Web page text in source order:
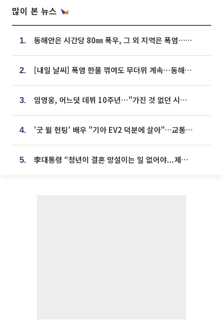
많이 본 뉴스
1. 동해안은 시간당 80㎜ 폭우, 그 외 지역은 폭염…‘극과 극 날씨’
2. [내일 날씨] 폭염 한풀 꺾여도 무더위 계속⋯동해안 이틀 연속 비
3. 임영웅, 어느덧 데뷔 10주년⋯"가진 것 없던 시절, 내 앞엔 20명의 팬뿐"
4. '굿 윌 헌팅' 배우 "기아 EV2 덕분에 살아"…교통사고 후 안전성 극찬
5. 李대통령 “청년이 결혼 망설이는 일 없어야...제도상 불이익 조사”